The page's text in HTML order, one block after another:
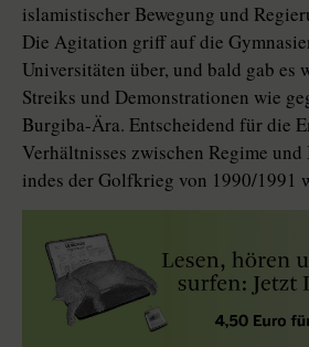
islamistischer Bewegung und
Die Agitation griff auf die
Universitäten über, und bald gab es
Streiks und Demonstrationen wie
Burgiba-Ära. Entscheidend für die
Verhältnisses zwischen Regime
indes der Golfkrieg von 1990/1991